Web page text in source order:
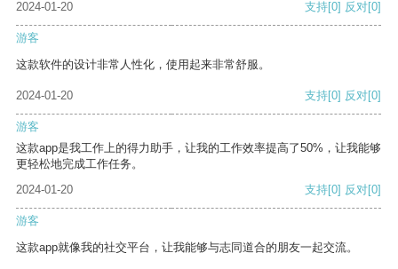
2024-01-20
支持[0] 反对[0]
游客
这款软件的设计非常人性化，使用起来非常舒服。
2024-01-20 支持[0] 反对[0]
游客
这款app是我工作上的得力助手，让我的工作效率提高了50%，让我能够
更轻松地完成工作任务。
2024-01-20
支持[0] 反对[0]
游客
这款app就像我的社交平台，让我能够与志同道合的朋友一起交流。